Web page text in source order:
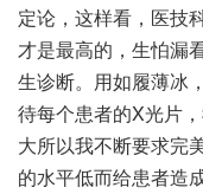
定论，这样看，医技
才是最高的，生怕漏
生诊断。用如履薄冰
待每个患者的X光片
大所以我不断要求完
的水平低而给患者造